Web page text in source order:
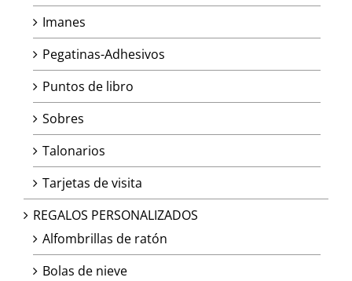
Imanes
Pegatinas-Adhesivos
Puntos de libro
Sobres
Talonarios
Tarjetas de visita
REGALOS PERSONALIZADOS
Alfombrillas de ratón
Bolas de nieve